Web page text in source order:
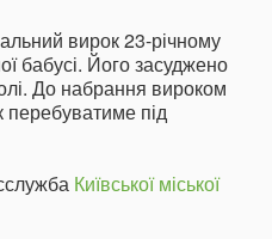
вирок 23-річному
бабусі. Його засуджено
До набрання вироком
перебуватиме під
Київської міської